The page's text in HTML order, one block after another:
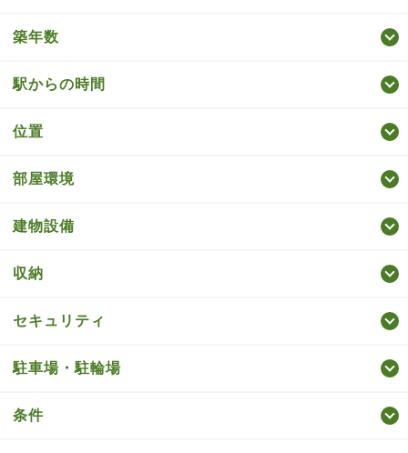
築年数
駅からの時間
位置
部屋環境
建物設備
収納
セキュリティ
駐車場・駐輪場
条件